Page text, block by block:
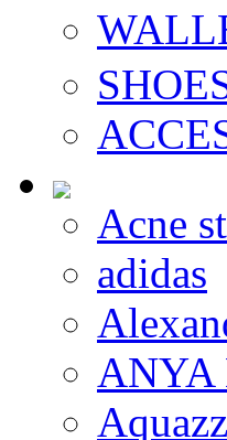
Acne
adidas
ANYA